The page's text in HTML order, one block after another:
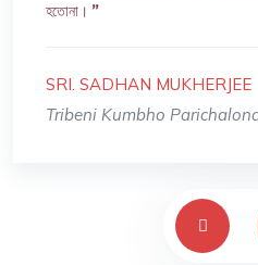
হতোনা। ”
SRI. SADHAN MUKHERJEE
Tribeni Kumbho